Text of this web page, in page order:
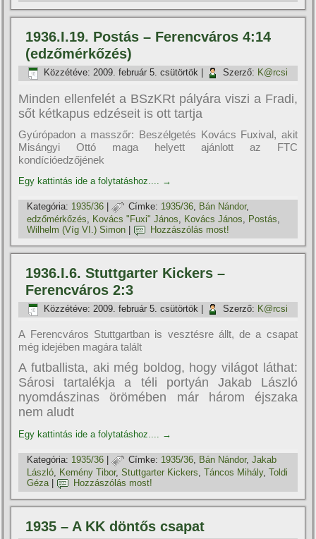
1936.I.19. Postás – Ferencváros 4:14
(edzőmérkőzés)
Közzétéve: 2009. február 5. csütörtök Szerző: K@rcsi
Minden ellenfelét a BSzKRt pályára viszi a Fradi,
sőt kétkapus edzéseit is ott tartja
Gyúrópadon a masszőr: Beszélgetés Kovács Fuxival, akit
Misángyi Ottó maga helyett ajánlott az FTC
kondícióedzőjének
Egy kattintás ide a folytatáshoz.... →
Kategória: 1935/36 | Címke: 1935/36, Bán Nándor,
edzőmérkőzés
Kovács "Fuxi" János Kovács János Postás
Wilhelm (Víg VI.) Simon
Hozzászólás most!
1936.I.6. Stuttgarter Kickers –
Ferencváros 2:3
Közzétéve: 2009. február 5. csütörtök Szerző: K@rcsi
A Ferencváros Stuttgartban is vesztésre állt, de a csapat
még idejében magára talált
A futballista, aki még boldog, hogy világot láthat:
Sárosi tartalékja a téli portyán Jakab László
nyomdászinas örömében már három éjszaka
nem aludt
Egy kattintás ide a folytatáshoz.... →
Kategória: 1935/36 | Címke: 1935/36, Bán Nándor,Jakab
László Kemény Tibor,Stuttgarter Kickers ,Táncos Mihály,Toldi
Géza| Hozzászólás most!
1935 – A KK döntős csapat